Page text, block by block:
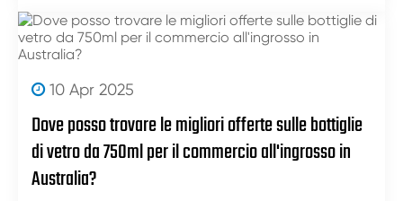
10 Apr 2025
Dove posso trovare le migliori offerte sulle bottiglie
di vetro da 750ml per il commercio all'ingrosso in
Australia?